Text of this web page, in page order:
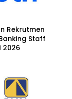
Rekrutmen
Staff
2026